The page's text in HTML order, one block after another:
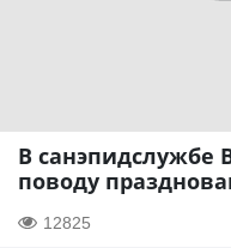
В санэпидслужбе
поводу
12825